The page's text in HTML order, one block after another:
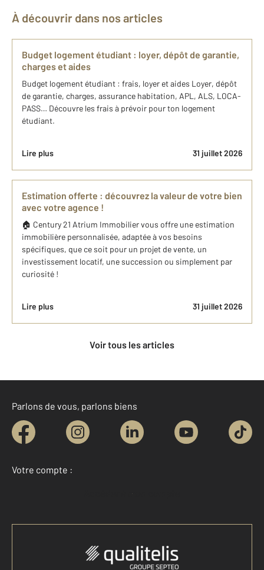
À découvrir dans nos articles
Budget logement étudiant : loyer, dépôt de garantie,
charges et aides
Budget logement étudiant : frais, loyer et aides Loyer, dépôt
de garantie, charges, assurance habitation, APL, ALS, LOCA-
PASS… Découvre les frais à prévoir pour ton logement
étudiant.
Lire plus 31 juillet 2026
Estimation offerte : découvrez la valeur de votre bien
avec votre agence !
🏠 Century 21 Atrium Immobilier vous offre une estimation
immobilière personnalisée, adaptée à vos besoins
spécifiques, que ce soit pour un projet de vente, un
investissement locatif, une succession ou simplement par
curiosité !
Lire plus 31 juillet 2026
Voir tous les articles
Parlons de vous, parlons biens
Votre compte :
Accéder à mon compte